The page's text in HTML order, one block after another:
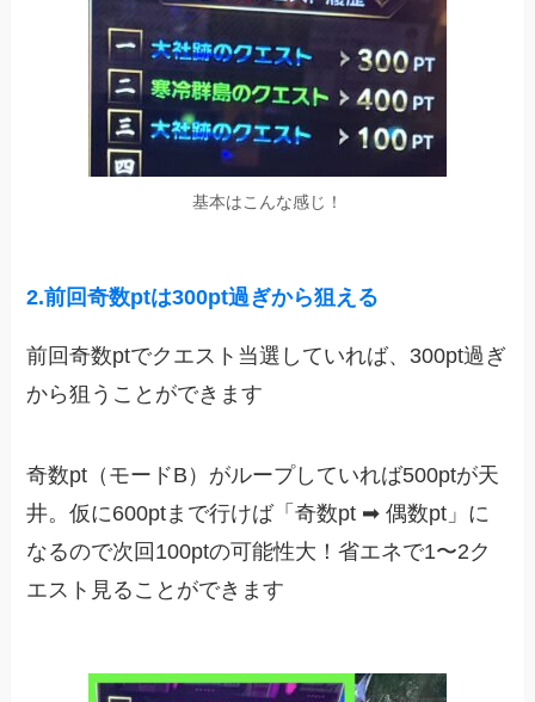
基本はこんな感じ！
2.前回奇数ptは300pt過ぎから狙える
前回奇数ptでクエスト当選していれば、300pt過ぎ
から狙うことができます
奇数pt（モードB）がループしていれば500ptが天
井。仮に600ptまで行けば「奇数pt ➡︎ 偶数pt」に
なるので次回100ptの可能性大！省エネで1〜2ク
エスト見ることができます